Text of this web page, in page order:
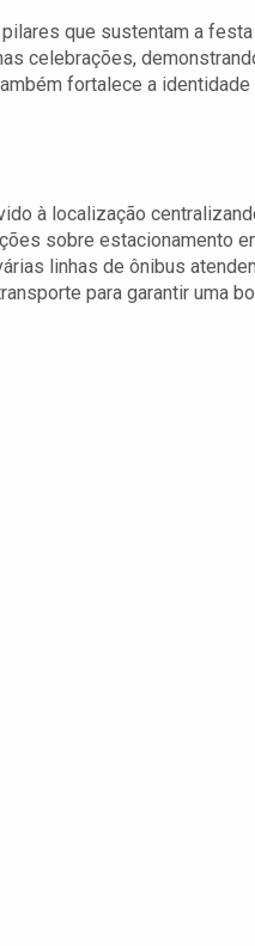
que sustentam a
celebrações,
fortalece a
à localização
sobre estacionamento
linhas de ônibus
para garantir uma